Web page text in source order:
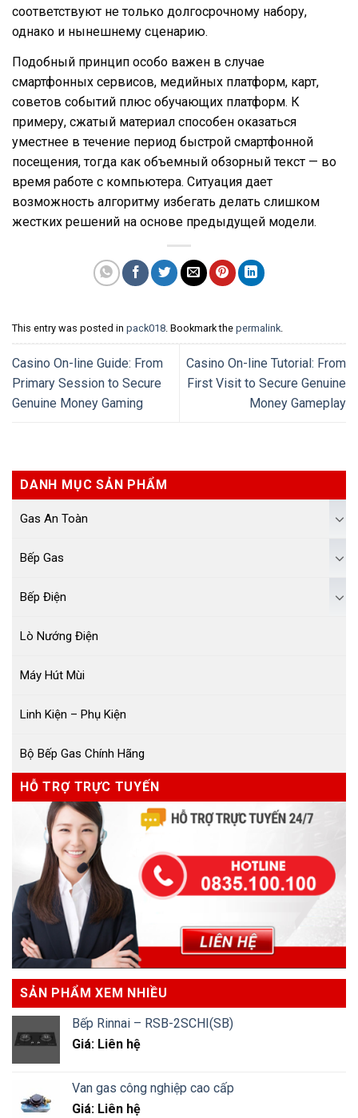
соответствуют не только долгосрочному набору,
однако и нынешнему сценарию.
Подобный принцип особо важен в случае
смартфонных сервисов, медийных платформ, карт,
советов событий плюс обучающих платформ. К
примеру, сжатый материал способен оказаться
уместнее в течение период быстрой смартфонной
посещения, тогда как объемный обзорный текст — во
время работе с компьютера. Ситуация дает
возможность алгоритму избегать делать слишком
жестких решений на основе предыдущей модели.
This entry was posted in pack018. Bookmark the permalink.
Casino On-line Guide: From
Primary Session to Secure
Genuine Money Gaming
Casino On-line Tutorial: From
First Visit to Secure Genuine
Money Gameplay
DANH MỤC SẢN PHẨM
Gas An Toàn
Bếp Gas
Bếp Điện
Lò Nướng Điện
Máy Hút Mùi
Linh Kiện – Phụ Kiện
Bộ Bếp Gas Chính Hãng
HỖ TRỢ TRỰC TUYẾN
SẢN PHẨM XEM NHIỀU
Bếp Rinnai – RSB-2SCHI(SB)
Giá: Liên hệ
Van gas công nghiệp cao cấp
Giá: Liên hệ